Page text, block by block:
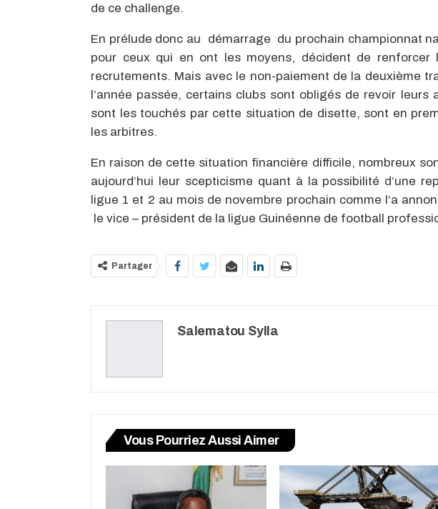
de ce challenge.
En prélude donc au démarrage du prochain championnat
pour ceux qui en ont les moyens, décident de
recrutements. Mais avec le non-paiement de la deuxième
l’année passée, certains clubs sont obligés de revoir leurs
sont les touchés par cette situation de disette, sont en
les arbitres.
En raison de cette situation financière difficile, nombreux
aujourd’hui leur scepticisme quant à la possibilité d’une
ligue 1 et 2 au mois de novembre prochain comme l’a
le vice – président de la ligue Guinéenne de football
Partager
Salematou Sylla
Vous Pourriez Aussi Aimer